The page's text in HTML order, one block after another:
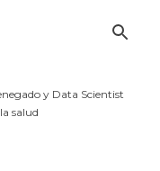
y Data Scientist
salud